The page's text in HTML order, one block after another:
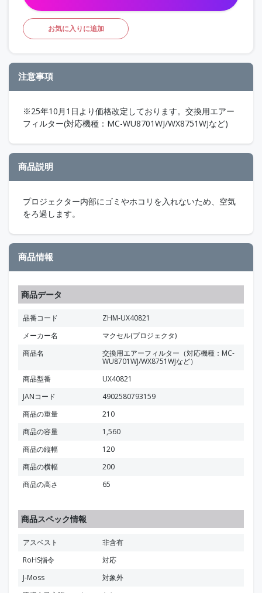
お気に入りに追加
注意事項
※25年10月1日より価格改定しております。交換用エアー
フィルター(対応機種：MC-WU8701WJ/WX8751WJなど)
商品説明
プロジェクター内部にゴミやホコリを入れないため、空気
をろ過します。
商品情報
商品データ
品番コード
ZHM-UX40821
メーカー名
マクセル(プロジェクタ)
商品名
交換用エアーフィルター（対応機種：MC-
WU8701WJ/WX8751WJなど）
商品型番
UX40821
JANコード
4902580793159
商品の重量
210
商品の容量
1,560
商品の縦幅
120
商品の横幅
200
商品の高さ
65
商品スペック情報
アスベスト
非含有
RoHS指令
対応
J-Moss
対象外